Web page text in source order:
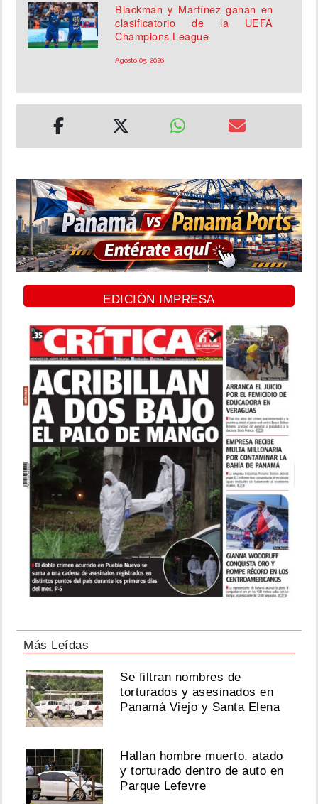
Blackman y Martínez ganan en
clasificatorio de la UEFA
Champions League
Agosto 05, 2026
EDICIÓN IMPRESA
Más Leídas
Se filtran nombres de
torturados y asesinados en
Panamá Viejo y Santa Elena
Hallan hombre muerto, atado
y torturado dentro de auto en
Parque Lefevre